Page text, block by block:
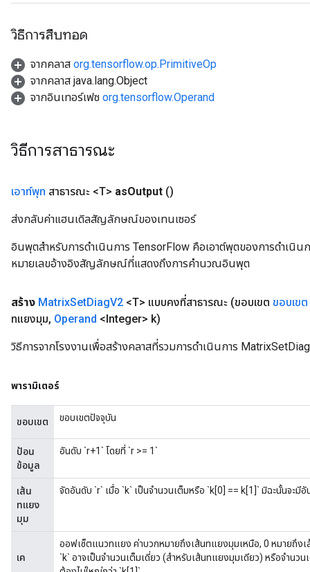
วิธีการสืบทอด
จากคลาส org.tensorflow.op.PrimitiveOp
จากคลาส java.lang.Object
จากอินเทอร์เฟซ org.tensorflow.Operand
วิธีการสาธารณะ
เอาท์พุท สาธารณะ <T> asOutput ()
ส่งกลับค่าแฮนเดิลสัญลักษณ์ของเทนเซอร์
อินพุตสำหรับการดำเนินการ TensorFlow คือเอาต์พุตของการดำเนิน
หมายเลขอ้างอิงสัญลักษณ์ที่แสดงถึงการคำนวณอินพุต
สร้าง MatrixSetDiagV2 <T> แบบคงที่สาธารณะ (ขอบเขต ขอบเขต
ทแยงมุม, Operand <Integer> k)
วิธีการจากโรงงานเพื่อสร้างคลาสที่รวมการดำเนินการ
พารามิเตอร์
ขอบเขต ขอบเขตปัจจุบัน
ป้อน
ข้อมูล
อันดับ `r+1` โดยที่ `r >= 1`
เส้น
ทแยง
มุม
จัดอันดับ `r` เมื่อ `k` เป็นจำนวนเต็มหรือ `k[0] == k[1]` มิฉะนั้นจะมีอั
เค
ออฟเซ็ตแนวทแยง ค่าบวกหมายถึงเส้นทแยงมุมเหนือ, 0 หมายถึ
`k` อาจเป็นจำนวนเต็มเดี่ยว (สำหรับเส้นทแยงมุมเดียว) หรือจำนว